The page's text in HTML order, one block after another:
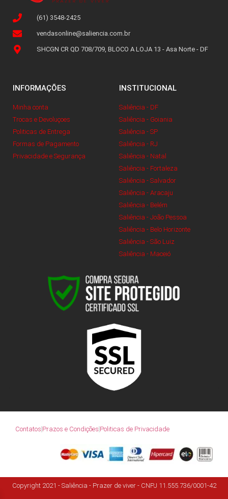
(61) 3548-2425
vendasonline@saliencia.com.br
SHCGN CR QD 708/709, BLOCO A LOJA 13 - Asa Norte - DF
INFORMAÇÕES
Minha conta
Trocas e Devoluçoes
Politicas de Entrega
Formas de Pagamento
Privacidade e Segurança
INSTITUCIONAL
Saliência - DF
Saliência - Goiania
Saliência - SP
Saliência - RJ
Saliência - Natal
Saliência - Fortaleza
Saliência - Salvador
Saliência - Aracaju
Saliência - Belém
Saliência - João Pessoa
Saliência - Belo Horizonte
Saliência - São Luiz
Saliência - Maceió
Contatos Prazos e Condições Politicas de Privacidade
Copyright 2021 - Saliência - Prazer de viver - CNPJ 11.555.736/0001-42